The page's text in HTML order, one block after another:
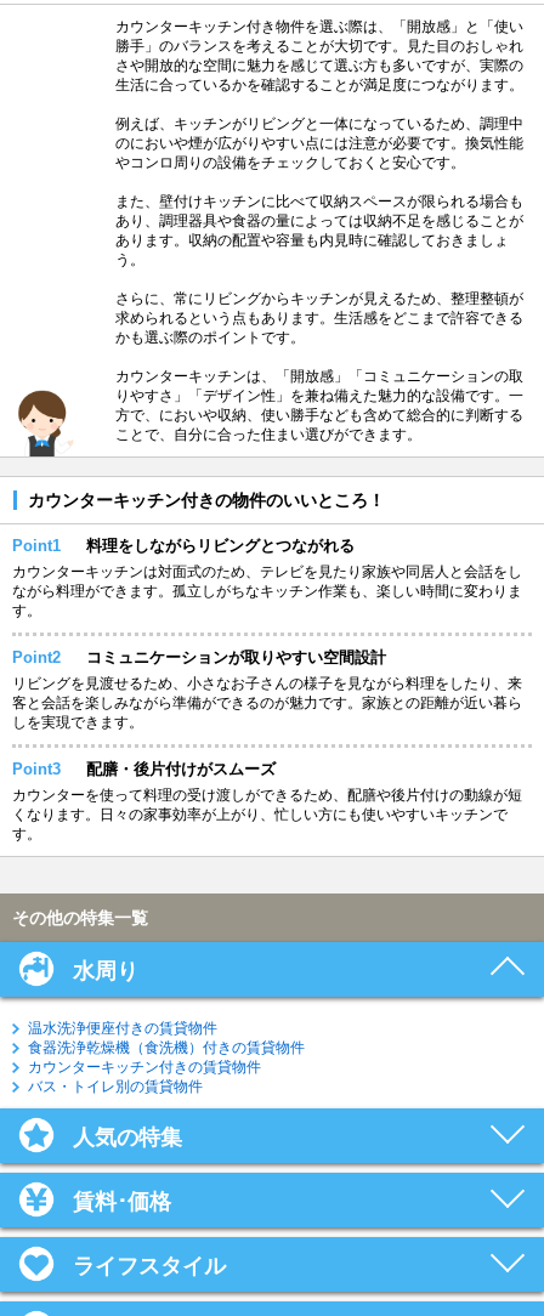
カウンターキッチン付き物件を選ぶ際は、「開放感」と「使い
勝手」のバランスを考えることが大切です。見た目のおしゃれ
さや開放的な空間に魅力を感じて選ぶ方も多いですが、実際の
生活に合っているかを確認することが満足度につながります。
例えば、キッチンがリビングと一体になっているため、調理中
のにおいや煙が広がりやすい点には注意が必要です。換気性能
やコンロ周りの設備をチェックしておくと安心です。
また、壁付けキッチンに比べて収納スペースが限られる場合も
あり、調理器具や食器の量によっては収納不足を感じることが
あります。収納の配置や容量も内見時に確認しておきましょ
う。
さらに、常にリビングからキッチンが見えるため、整理整頓が
求められるという点もあります。生活感をどこまで許容できる
かも選ぶ際のポイントです。
カウンターキッチンは、「開放感」「コミュニケーションの取
りやすさ」「デザイン性」を兼ね備えた魅力的な設備です。一
方で、においや収納、使い勝手なども含めて総合的に判断する
ことで、自分に合った住まい選びができます。
カウンターキッチン付きの物件のいいところ！
Point1 料理をしながらリビングとつながれる
カウンターキッチンは対面式のため、テレビを見たり家族や同居人と会話をし
ながら料理ができます。孤立しがちなキッチン作業も、楽しい時間に変わりま
す。
Point2 コミュニケーションが取りやすい空間設計
リビングを見渡せるため、小さなお子さんの様子を見ながら料理をしたり、来
客と会話を楽しみながら準備ができるのが魅力です。家族との距離が近い暮ら
しを実現できます。
Point3 配膳・後片付けがスムーズ
カウンターを使って料理の受け渡しができるため、配膳や後片付けの動線が短
くなります。日々の家事効率が上がり、忙しい方にも使いやすいキッチンで
す。
その他の特集一覧
水周り
温水洗浄便座付きの賃貸物件
食器洗浄乾燥機（食洗機）付きの賃貸物件
カウンターキッチン付きの賃貸物件
バス・トイレ別の賃貸物件
人気の特集
賃料･価格
ライフスタイル